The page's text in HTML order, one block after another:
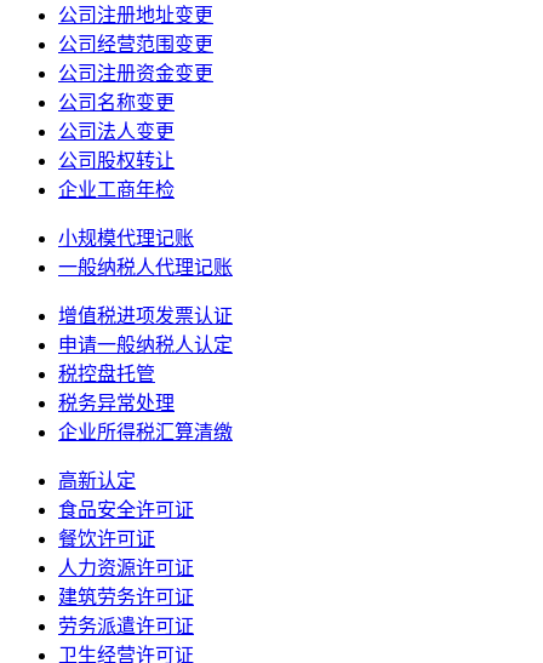
公司注册地址变更
公司经营范围变更
公司注册资金变更
公司名称变更
公司法人变更
公司股权转让
企业工商年检
小规模代理记账
一般纳税人代理记账
增值税进项发票认证
申请一般纳税人认定
税控盘托管
税务异常处理
企业所得税汇算清缴
高新认定
食品安全许可证
餐饮许可证
人力资源许可证
建筑劳务许可证
劳务派遣许可证
卫生经营许可证